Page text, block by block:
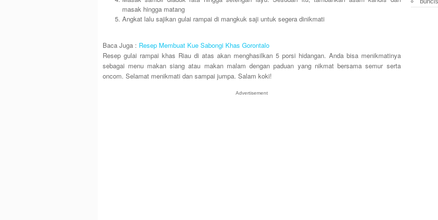
masak hingga matang
Angkat lalu sajikan gulai rampai di mangkuk saji untuk segera dinikmati
Baca Juga : Resep Membuat Kue Sabongi Khas Gorontalo
Resep gulai rampai khas Riau di atas akan menghasilkan 5 porsi hidangan. Anda bisa menikmatinya
sebagai menu makan siang atau makan malam dengan paduan yang nikmat bersama semur serta
oncom. Selamat menikmati dan sampai jumpa. Salam koki!
Advertisement